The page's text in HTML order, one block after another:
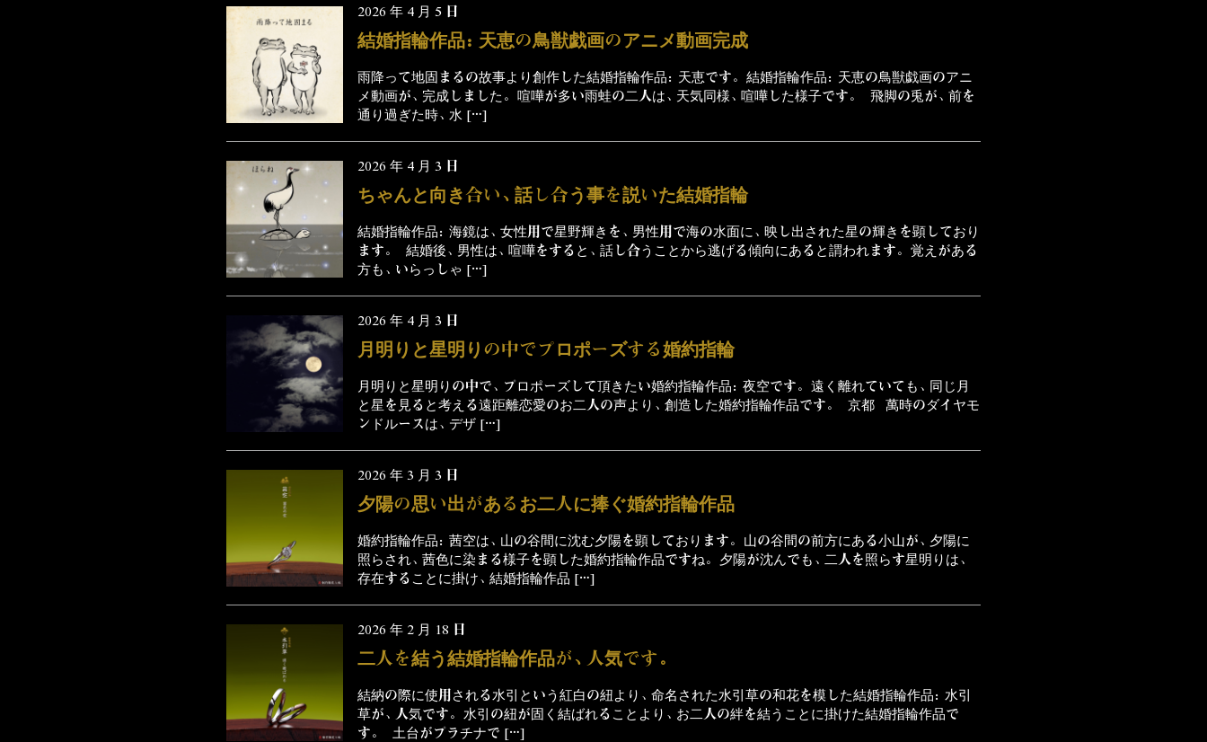
2026 年 4 月 5 日
結婚指輪作品：天恵の鳥獣戯画のアニメ動画完成
雨降って地固まるの故事より創作した結婚指輪作品：天恵です。 結婚指輪作品：天恵の鳥獣戯画のアニ
メ動画が、完成しました。 喧嘩が多い雨蛙の二人は、天気同様、喧嘩した様子です。 飛脚の兎が、前を
通り過ぎた時、水 […]
2026 年 4 月 3 日
ちゃんと向き合い、話し合う事を説いた結婚指輪
結婚指輪作品：海鏡は、女性用で星野輝きを、男性用で海の水面に、映し出された星の輝きを顕しており
ます。 結婚後、男性は、喧嘩をすると、話し合うことから逃げる傾向にあると謂われます。 覚えがある
方も、いらっしゃ […]
2026 年 4 月 3 日
月明りと星明りの中でプロポーズする婚約指輪
月明りと星明りの中で、プロポーズして頂きたい婚約指輪作品：夜空です。 遠く離れていても、同じ月
と星を見ると考える遠距離恋愛のお二人の声より、創造した婚約指輪作品です。 京都 萬時のダイヤモ
ンドルースは、デザ […]
2026 年 3 月 3 日
夕陽の思い出があるお二人に捧ぐ婚約指輪作品
婚約指輪作品：茜空は、山の谷間に沈む夕陽を顕しております。 山の谷間の前方にある小山が、夕陽に
照らされ、茜色に染まる様子を顕した婚約指輪作品ですね。 夕陽が沈んでも、二人を照らす星明りは、
存在することに掛け、結婚指輪作品 […]
2026 年 2 月 18 日
二人を結う結婚指輪作品が、人気です。
結納の際に使用される水引という紅白の紐より、命名された水引草の和花を模した結婚指輪作品：水引
草が、人気です。 水引の紐が固く結ばれることより、お二人の絆を結うことに掛けた結婚指輪作品で
す。 土台がプラチナで […]